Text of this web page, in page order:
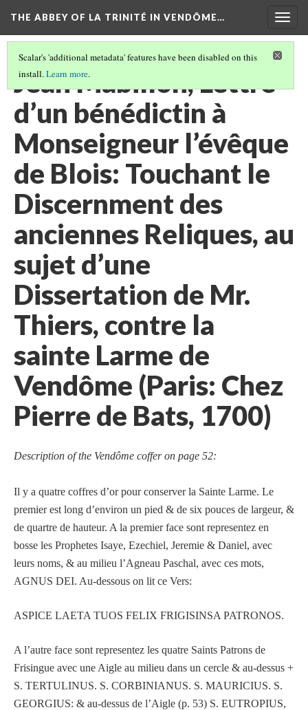
THE ABBEY OF LA TRINITÉ IN VENDÔME…
Scalar's 'additional metadata' features have been disabled on this
install.Learn more.
Jean Mabillon, Lettre
d’un bénédictin à
Monseigneur l’évêque
de Blois: Touchant le
Discernment des
anciennes Reliques, au
sujet d’une
Dissertation de Mr.
Thiers, contre la
sainte Larme de
Vendôme (Paris: Chez
Pierre de Bats, 1700)
Description of the Vendôme coffer on page 52:
Il y a quatre coffres d’or pour conserver la Sainte Larme. Le
premier est long d’environ un pied & de six pouces de largeur, &
de quartre de hauteur. A la premier face sont representez en
bosse les Prophetes Isaye, Ezechiel, Jeremie & Daniel, avec
leurs noms, & au milieu l’Agneau Paschal, avec ces mots,
AGNUS DEI. Au-dessous on lit ce Vers:
ASPICE LAETA TUOS FELIX FRIGISINSA PATRONOS.
A l’autre face sont representez les quatre Saints Patrons de
Frisingue avec une Aigle au milieu dans un cercle & au-dessus +
S. TERTULINUS. S. CORBINIANUS. S. MAURICIUS. S.
GEORGIUS: & au-dessus de l’Aigle (p. 53) S. EUTROPIUS,